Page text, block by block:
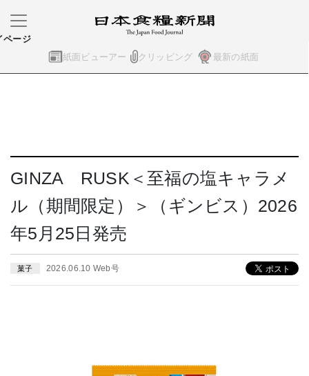
紙面ビューアー クリッピング 最新の紙面
ページ
GINZA RUSK＜至福の塩キャラメ
ル（期間限定）＞（ギンビス）2026
年5月25日発売
菓子 2026.06.10 Web号